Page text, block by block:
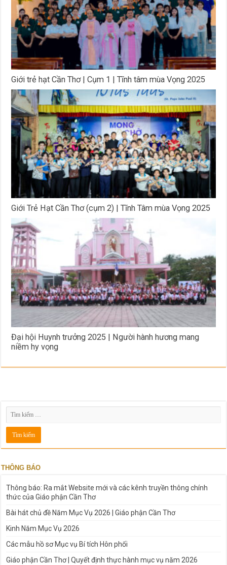
Giới trẻ hạt Cần Thơ | Cụm 1 | Tĩnh tâm mùa Vọng 2025
Giới Trẻ Hạt Cần Thơ (cụm 2) | Tĩnh Tâm mùa Vọng 2025
Đại hội Huynh trưởng 2025 | Người hành hương mang
niềm hy vọng
THÔNG BÁO
Thông báo: Ra mắt Website mới và các kênh truyền thông chính
thức của Giáo phận Cần Thơ
Bài hát chủ đề Năm Mục Vụ 2026 | Giáo phận Cần Thơ
Kinh Năm Mục Vụ 2026
Các mẫu hồ sơ Mục vụ Bí tích Hôn phối
Giáo phận Cần Thơ | Quyết định thực hành mục vụ năm 2026